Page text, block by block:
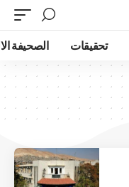
تحقيقات الصحيفة